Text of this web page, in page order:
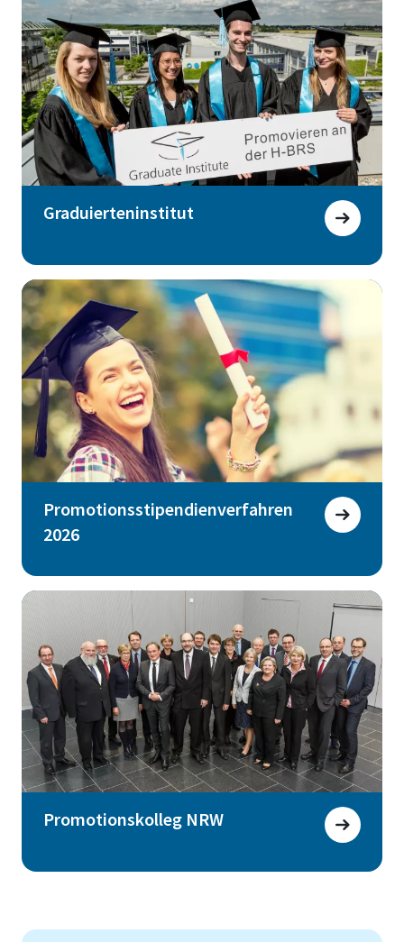
Graduierteninstitut
Promotionsstipendienverfahren
2026
Promotionskolleg NRW